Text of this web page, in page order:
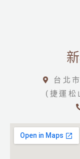
台北
(捷運松山